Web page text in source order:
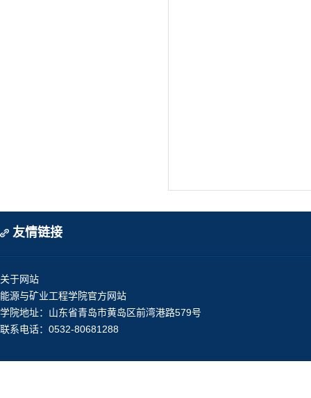
友情链接
关于网站
能源与矿业工程学院官方网站
学院地址：山东省青岛市黄岛区前湾港路579号
联系电话：0532-80681288